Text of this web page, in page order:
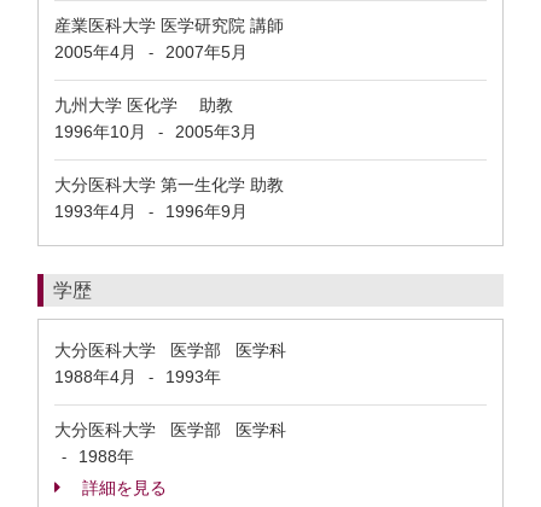
産業医科大学 医学研究院 講師
2005年4月
- 2007年5月
九州大学 医化学 助教
1996年10月
- 2005年3月
大分医科大学 第一生化学 助教
1993年4月
- 1996年9月
学歴
大分医科大学 医学部 医学科
1988年4月
- 1993年
大分医科大学 医学部 医学科
-
1988年
詳細を見る